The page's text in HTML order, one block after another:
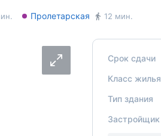
Пролетарская 12 мин.
Срок сдачи
Класс жилья
Тип здания
Застройщик